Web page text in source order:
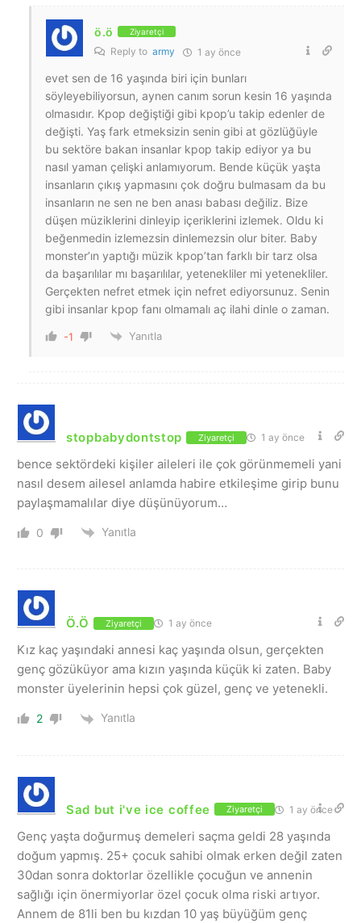
ö.ö Ziyaretçi
Reply to army 1 ay önce
evet sen de 16 yaşında biri için bunları
söyleyebiliyorsun, aynen canım sorun kesin 16 yaşında
olmasıdır. Kpop değiştiği gibi kpop’u takip edenler de
değişti. Yaş fark etmeksizin senin gibi at gözlüğüyle
bu sektöre bakan insanlar kpop takip ediyor ya bu
nasıl yaman çelişki anlamıyorum. Bende küçük yaşta
insanların çıkış yapmasını çok doğru bulmasam da bu
insanların ne sen ne ben anası babası değiliz. Bize
düşen müziklerini dinleyip içeriklerini izlemek. Oldu ki
beğenmedin izlemezsin dinlemezsin olur biter. Baby
monster’ın yaptığı müzik kpop’tan farklı bir tarz olsa
da başarılılar mı başarılılar, yetenekliler mi yetenekliler.
Gerçekten nefret etmek için nefret ediyorsunuz. Senin
gibi insanlar kpop fanı olmamalı aç ilahi dinle o zaman.
-1 Yanıtla
stopbabydontstop Ziyaretçi 1 ay önce
bence sektördeki kişiler aileleri ile çok görünmemeli yani
nasıl desem ailesel anlamda habire etkileşime girip bunu
paylaşmamalılar diye düşünüyorum…
0 Yanıtla
Ö.Ö Ziyaretçi 1 ay önce
Kız kaç yaşındaki annesi kaç yaşında olsun, gerçekten
genç gözüküyor ama kızın yaşında küçük ki zaten. Baby
monster üyelerinin hepsi çok güzel, genç ve yetenekli.
2 Yanıtla
Sad but i've ice coffee Ziyaretçi 1 ay önce
Genç yaşta doğurmuş demeleri saçma geldi 28 yaşında
doğum yapmış. 25+ çocuk sahibi olmak erken değil zaten
30dan sonra doktorlar özellikle çocuğun ve annenin
sağlığı için önermiyorlar özel çocuk olma riski artıyor.
Annem de 81li ben bu kızdan 10 yaş büyüğüm genç